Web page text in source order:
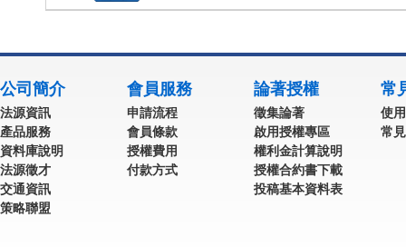
公司簡介
法源資訊
產品服務
資料庫說明
法源徵才
交通資訊
策略聯盟
會員服務
申請流程
會員條款
授權費用
付款方式
論著授權
徵集論著
啟用授權專區
權利金計算說明
授權合約書下載
投稿基本資料表
常
使
常